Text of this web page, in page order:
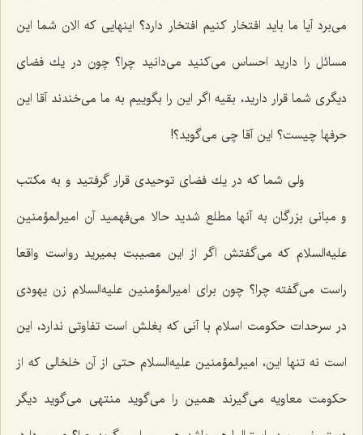
می‌برد آیا ما باید افتخار كنیم افتخار دارد؟ اینهایی كه الان شما این
مسائل را دارید احساس می‌كنید می‌دانید چرا؟ چون در یك فضای
دیگری شما قرار دارید، بقیه اگر این را بگوییم به ما می‌خندند آقا این
حرفها چیست؟ این آقا چی می‌گوید؟!
ولی شما كه در یك فضای توحیدی قرار گرفتید و به مكتب
و مبانی بزرگان به آنها مطلع شدید حالا می‌فهمید آن امیرالمؤمنین
علیه‌السلام كه می‌گفتش اگر از این مصیبت بمیرید رواست واقعا
راست می‌گفته چرا؟ چون برای امیرالمؤمنین علیه‌السلام زن یهودی
در سرحدات حكومت اسلام با آنی كه بغلش است تفاوتی ندارد، این
است نه تنها این، امیرالمؤمنین علیه‌السلام حتی از آن خلخالی كه از
حكومت معاویه می‌گیرند همین را می‌گوید منتهی می‌گوید دیگر